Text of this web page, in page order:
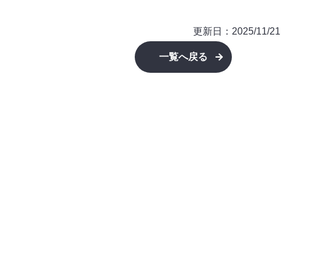
更新日：2025/11/21
一覧へ戻る